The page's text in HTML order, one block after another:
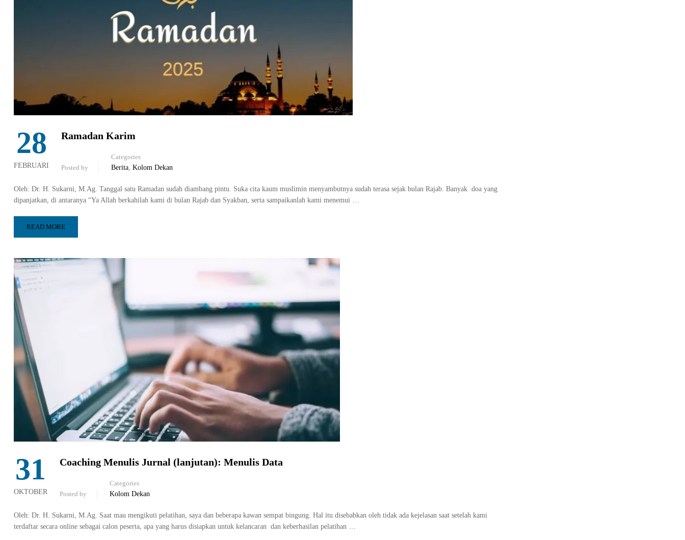
28
FEBRUARI
Ramadan Karim
Posted by
Categories
Berita, Kolom Dekan
Oleh: Dr. H. Sukarni, M.Ag. Tanggal satu Ramadan sudah diambang pintu. Suka cita kaum muslimin menyambutnya sudah terasa sejak bulan Rajab. Banyak doa yang
dipanjatkan, di antaranya “Ya Allah berkahilah kami di bulan Rajab dan Syakban, serta sampaikanlah kami menemui …
READ MORE
31
OKTOBER
Coaching Menulis Jurnal (lanjutan): Menulis Data
Posted by
Categories
Kolom Dekan
Oleh: Dr. H. Sukarni, M.Ag. Saat mau mengikuti pelatihan, saya dan beberapa kawan sempat bingung. Hal itu disebabkan oleh tidak ada kejelasan saat setelah kami
terdaftar secara online sebagai calon peserta, apa yang harus disiapkan untuk kelancaran dan keberhasilan pelatihan …